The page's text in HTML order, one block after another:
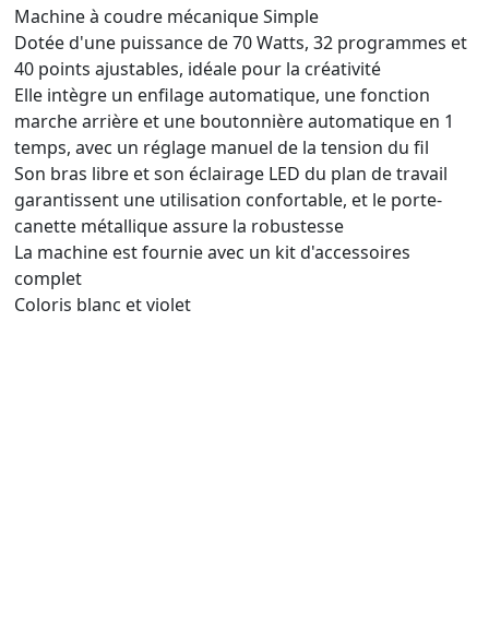
Machine à coudre mécanique Simple
Dotée d'une puissance de 70 Watts, 32 programmes et
40 points ajustables, idéale pour la créativité
Elle intègre un enfilage automatique, une fonction
marche arrière et une boutonnière automatique en 1
temps, avec un réglage manuel de la tension du fil
Son bras libre et son éclairage LED du plan de travail
garantissent une utilisation confortable, et le porte-
canette métallique assure la robustesse
La machine est fournie avec un kit d'accessoires
complet
Coloris blanc et violet